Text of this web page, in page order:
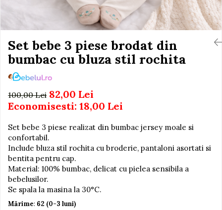
Seturi de frumusete
Caluti balansoar
Interactive, educative si
Figurine
Ateliere si unelte
Covorase de dans
Creative
De plus
Electrocasnice si bucatarii
Fotolii gonflabile
Jocuri de indemanare
Ingrijire cosmetica mamici
Perioada Alaptarii
Perioada Sarcinii
Pompe de san
Sisteme De Purtare
Set bebe 3 piese brodat din
bumbac cu bluza stil rochita
100,00 Lei 82,00 Lei
Economisesti: 18,00 Lei
Set bebe 3 piese realizat din bumbac jersey moale si
confortabil.
Include bluza stil rochita cu broderie, pantaloni asortati si
bentita pentru cap.
Material: 100% bumbac, delicat cu pielea sensibila a
bebelusilor.
Se spala la masina la 30°C.
Mărime: 62 (0-3 luni)